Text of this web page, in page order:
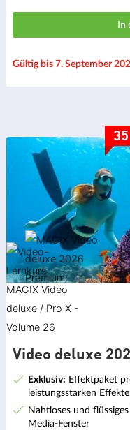
Gültig bis 7. September
Video deluxe
Exklusiv: Effektpaket
leistungsstarken
Nahtloses und
Media-Fenster